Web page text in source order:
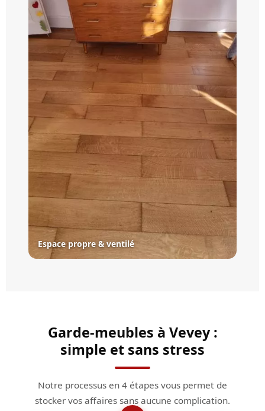
Espace propre & ventilé
Garde-meubles à Vevey :
simple et sans stress
Notre processus en 4 étapes vous permet de
stocker vos affaires sans aucune complication.